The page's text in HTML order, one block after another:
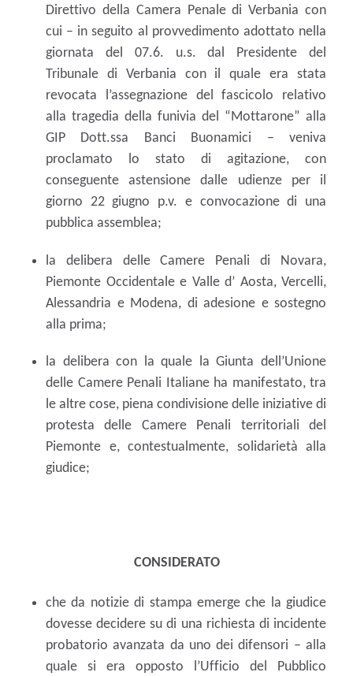
Direttivo della Camera Penale di Verbania con
cui – in seguito al provvedimento adottato nella
giornata del 07.6. u.s. dal Presidente del
Tribunale di Verbania con il quale era stata
revocata l’assegnazione del fascicolo relativo
alla tragedia della funivia del “Mottarone” alla
GIP Dott.ssa Banci Buonamici – veniva
proclamato lo stato di agitazione, con
conseguente astensione dalle udienze per il
giorno 22 giugno p.v. e convocazione di una
pubblica assemblea;
la delibera delle Camere Penali di Novara,
Piemonte Occidentale e Valle d’ Aosta, Vercelli,
Alessandria e Modena, di adesione e sostegno
alla prima;
la delibera con la quale la Giunta dell’Unione
delle Camere Penali Italiane ha manifestato, tra
le altre cose, piena condivisione delle iniziative di
protesta delle Camere Penali territoriali del
Piemonte e, contestualmente, solidarietà alla
giudice;
CONSIDERATO
che da notizie di stampa emerge che la giudice
dovesse decidere su di una richiesta di incidente
probatorio avanzata da uno dei difensori – alla
quale si era opposto l’Ufficio del Pubblico